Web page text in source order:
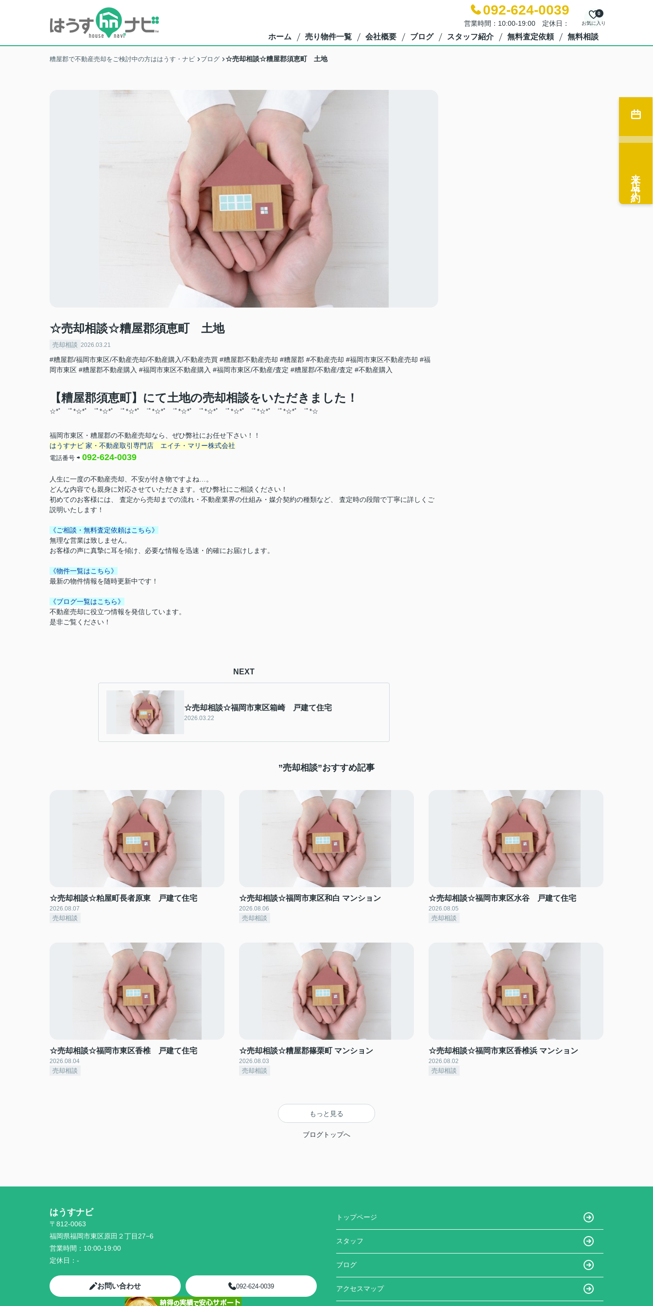
092-624-0039
営業時間：10:00-19:00 定休日： お気に入り
0
ホーム 売り物件一覧 会社概要 ブログ スタッフ紹介 無料査定依頼 無料相談
糟屋郡で不動産売却をご検討中の方ははうす・ナビ ブログ ☆売却相談☆糟屋郡須恵町 土地
☆売却相談☆糟屋郡須恵町 土地
売却相談 2026.03.21
#糟屋郡/福岡市東区/不動産売却/不動産購入/不動産売買 #糟屋郡不動産売却 #糟屋郡 #不動産売却 #福岡市東区不動産売却 #福
岡市東区 #糟屋郡不動産購入 #福岡市東区不動産購入 #福岡市東区/不動産/査定 #糟屋郡/不動産/査定 #不動産購入
【糟屋郡須恵町】にて土地の売却相談をいただきました！
☆*ﾟ ゜ﾟ*☆*ﾟ ゜ﾟ*☆*ﾟ ゜ﾟ*☆*ﾟ ゜ﾟ*☆*ﾟ ゜ﾟ*☆*ﾟ ゜ﾟ*☆*ﾟ ゜ﾟ*☆*ﾟ ゜ﾟ*☆*ﾟ ゜ﾟ*☆*ﾟ ゜ﾟ*☆
福岡市東区・糟屋郡の不動産売却なら、ぜひ弊社にお任せ下さい！！
はうすナビ 家・不動産取引専門店 エイチ・マリー株式会社
電話番号 ⇨ 092-624-0039
人生に一度の不動産売却、不安が付き物ですよね…。
どんな内容でも親身に対応させていただきます。ぜひ弊社にご相談ください！
初めてのお客様には、 査定から売却までの流れ・不動産業界の仕組み・媒介契約の種類など、 査定時の段階で丁寧に詳しくご
説明いたします！
《ご相談・無料査定依頼はこちら》
無理な営業は致しません。
お客様の声に真摯に耳を傾け、必要な情報を迅速・的確にお届けします。
《物件一覧はこちら》
最新の物件情報を随時更新中です！
《ブログ一覧はこちら》
不動産売却に役立つ情報を発信しています。
是非ご覧ください！
NEXT
☆売却相談☆福岡市東区箱崎 戸建て住宅
2026.03.22
”売却相談”おすすめ記事
☆売却相談☆粕屋町長者原東 戸建て住宅
2026.08.07
売却相談
☆売却相談☆福岡市東区和白 マンション
2026.08.06
売却相談
☆売却相談☆福岡市東区水谷 戸建て住宅
2026.08.05
売却相談
☆売却相談☆福岡市東区香椎 戸建て住宅
2026.08.04
売却相談
☆売却相談☆糟屋郡篠栗町 マンション
2026.08.03
売却相談
☆売却相談☆福岡市東区香椎浜 マンション
2026.08.02
売却相談
もっと見る
ブログトップへ
来店予約
はうすナビ
〒812-0063
福岡県福岡市東区原田２丁目27−6
営業時間： 10:00-19:00
定休日： -
お問い合わせ 092-624-0039
トップページ
スタッフ
ブログ
アクセスマップ